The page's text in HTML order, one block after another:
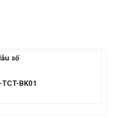
số
BK01